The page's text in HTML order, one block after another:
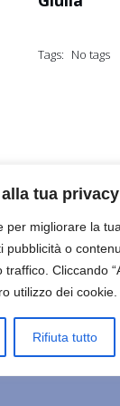
tua privacy
per migliorare la
pubblicità o
Cliccando
utilizzo dei cookie.
Rifiuta tutto
Tags: No tags